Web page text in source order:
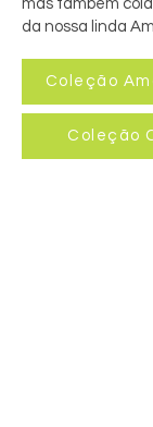
mas também
da nossa linda
Coleção
Coleção